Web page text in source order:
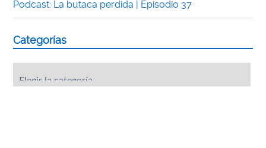
Podcast: La butaca perdida | Episodio 37
Categorías